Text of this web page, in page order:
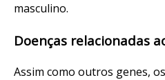
masculino.
Doenças relacionadas
Assim como outros genes,